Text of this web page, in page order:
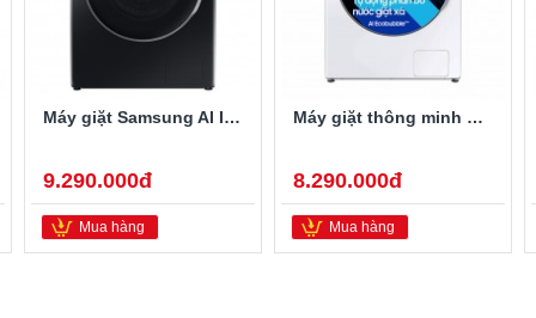
Máy giặt Samsung AI Inverter 9 kg WW90TP44DSB/SV lồng ngang
9.290.000đ
Mua hàng
Máy giặt thông minh Samsung Inverter 9Kg WW90T634DLE/SV
8.290.000đ
Mua hàng